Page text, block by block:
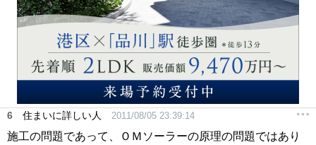
6 住まいに詳しい人 2011/08/05 23:39:14
施工の問題であって、ＯＭソーラーの原理の問題ではあり